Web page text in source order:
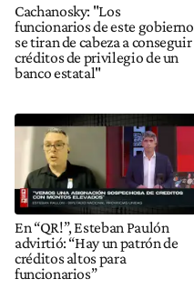
Cachanosky: "Los
funcionarios de este gobierno
se tiran de cabeza a conseguir
créditos de privilegio de un
banco estatal"
En “QR!”, Esteban Paulón
advirtió: “Hay un patrón de
créditos altos para
funcionarios”